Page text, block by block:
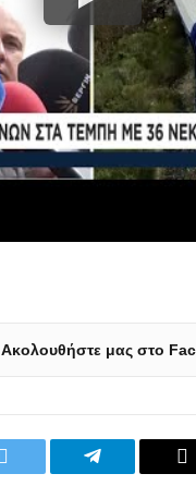
Ακολουθήστε μας στο
Twitter Telegram